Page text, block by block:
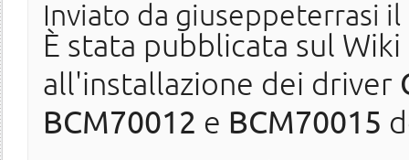
Inviato da giuseppeterrasi il
È stata pubblicata sul
all'installazione dei driver
BCM70012 e BCM70015